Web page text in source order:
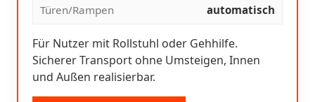
Türen/Rampen automatisch
Für Nutzer mit Rollstuhl oder Gehhilfe.
Sicherer Transport ohne Umsteigen, Innen
und Außen realisierbar.